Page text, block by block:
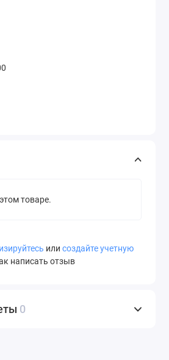
товаре.
или создайте учетную
написать отзыв
0